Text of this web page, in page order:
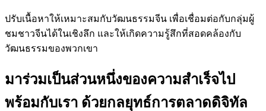
ปรับเนื้อหาให้เหมาะสมกับวัฒนธรรมจีน เพื่อเชื่อมต่อกับกลุ่มผู้
ชมชาวจีนได้ในเชิงลึก และให้เกิดความรู้สึกที่สอดคล้องกับ
วัฒนธรรมของพวกเขา
มาร่วมเป็นส่วนหนึ่งของความสำเร็จไป
พร้อมกับเรา ด้วยกลยุทธ์การตลาดดิจิทัล